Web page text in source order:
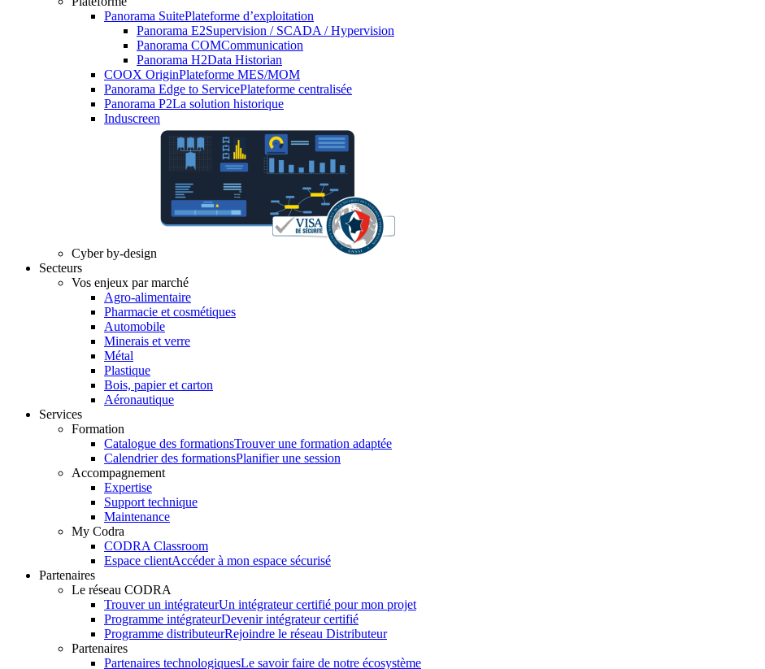
Panorama SuitePlateforme d’exploitation
Panorama E2Supervision / SCADA / Hypervision
Panorama COMCommunication
Panorama H2Data Historian
COOX OriginPlateforme MES/MOM
Panorama Edge to ServicePlateforme centralisée
Panorama P2La solution historique
Induscreen
Cyber by-design
Secteurs
Vos enjeux par marché
Agro-alimentaire
Pharmacie et cosmétiques
Automobile
Minerais et verre
Métal
Plastique
Bois, papier et carton
Aéronautique
Services
Formation
Catalogue des formationsTrouver une formation adaptée
Calendrier des formationsPlanifier une session
Accompagnement
Expertise
Support technique
Maintenance
My Codra
CODRA Classroom
Espace clientAccéder à mon espace sécurisé
Partenaires
Le réseau CODRA
Trouver un intégrateurUn intégrateur certifié pour mon projet
Programme intégrateurDevenir intégrateur certifié
Programme distributeurRejoindre le réseau Distributeur
Partenaires
Partenaires technologiquesLe savoir faire de notre écosystème